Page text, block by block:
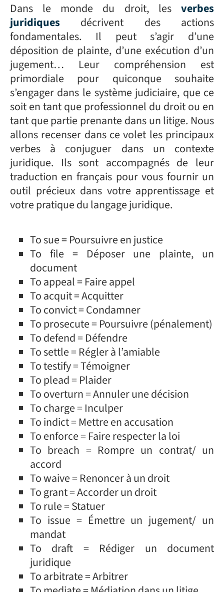
Dans le monde du droit, lesverbes
juridiques décrivent des actions
fondamentales. Il peut s’agir d’une
déposition de plainte, d’une exécution d’un
jugement… Leur compréhension est
primordiale pour quiconque souhaite
s’engager dans le système judiciaire, que ce
soit en tant que professionnel du droit ou en
tant que partie prenante dans un litige. Nous
allons recenser dans ce volet les principaux
verbes à conjuguer dans un contexte
juridique. Ils sont accompagnés de leur
traduction en français pour vous fournir un
outil précieux dans votre apprentissage et
votre pratique du langage juridique.
To sue = Poursuivre en justice
To file = Déposer une plainte, un
document
To appeal = Faire appel
To acquit = Acquitter
To convict = Condamner
To prosecute = Poursuivre (pénalement)
To defend = Défendre
To settle = Régler à l’amiable
To testify = Témoigner
To plead = Plaider
To overturn = Annuler une décision
To charge = Inculper
To indict = Mettre en accusation
To enforce = Faire respecter la loi
To breach = Rompre un contrat/ un
accord
To waive = Renoncer à un droit
To grant = Accorder un droit
To rule = Statuer
To issue = Émettre un jugement/ un
mandat
To draft = Rédiger un document
juridique
To arbitrate = Arbitrer